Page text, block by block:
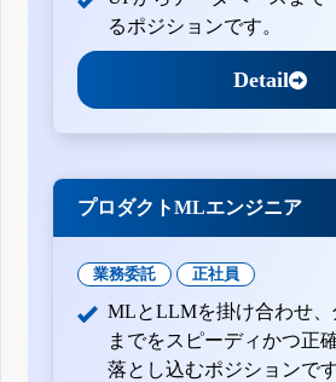
るポジションです。
Detail
プロダクトMLエンジニア
業務委託 正社員
MLとLLMを掛け合わせ、
までをスピーディかつ正
落とし込むポジションです